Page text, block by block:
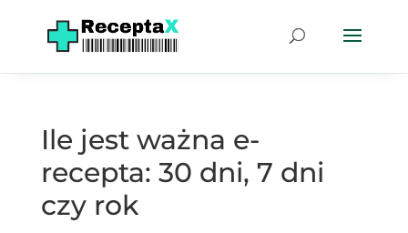
Ile jest ważna e-
recepta: 30 dni, 7 dni
czy rok